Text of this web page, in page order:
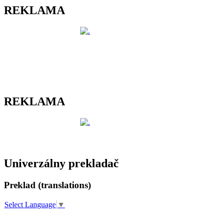
REKLAMA
REKLAMA
Univerzálny prekladač
Preklad (translations)
Select Language ▼